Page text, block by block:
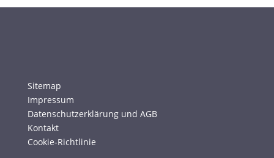
Sitemap
Impressum
Datenschutzerklärung und AGB
Kontakt
Cookie-Richtlinie